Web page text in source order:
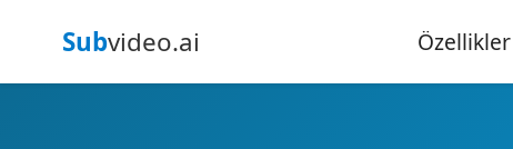
Subvideo.ai Özellikler